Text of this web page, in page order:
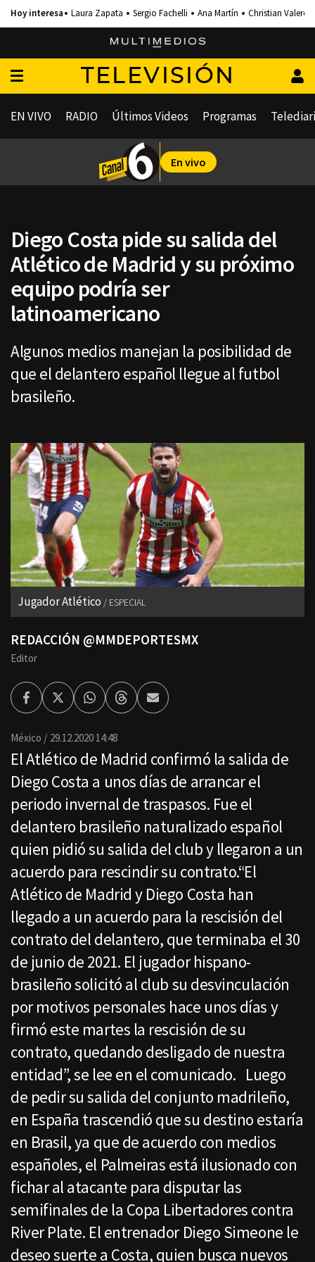
Laura Zapata Sergio Fachelli Ana Martín Christian Valero
TELEVISIÓN
EN VIVO RADIO Últimos Videos Programas
En vivo
Diego Costa pide su salida del
Atlético de Madrid y su próximo
equipo podría ser
latinoamericano
Algunos medios manejan la posibilidad de
que el delantero español llegue al futbol
brasileño.
Jugador Atlético ESPECIAL
REDACCIÓN @MMDEPORTESMX
Editor
FacebookTwitterWhatsappThreadsEnviar
por
México 29.12.2020 14:48
El Atlético de Madrid confirmó la salida de
Diego Costa a unos días de arrancar el
periodo invernal de traspasos. Fue el
delantero brasileño naturalizado español
quien pidió su salida del club y llegaron a un
acuerdo para rescindir su contrato.“El
Atlético de Madrid y Diego Costa han
llegado a un acuerdo para la rescisión del
contrato del delantero, que terminaba el 30
de junio de 2021. El jugador hispano-
brasileño solicitó al club su desvinculación
por motivos personales hace unos días y
firmó este martes la rescisión de su
contrato, quedando desligado de nuestra
entidad”, se lee en el comunicado. Luego
de pedir su salida del conjunto madrileño,
en España trascendió que su destino estaría
en Brasil, ya que de acuerdo con medios
españoles, el Palmeiras está ilusionado con
fichar al atacante para disputar las
semifinales de la Copa Libertadores contra
River Plate. El entrenador Diego Simeone le
deseo suerte a Costa, quien busca nuevos